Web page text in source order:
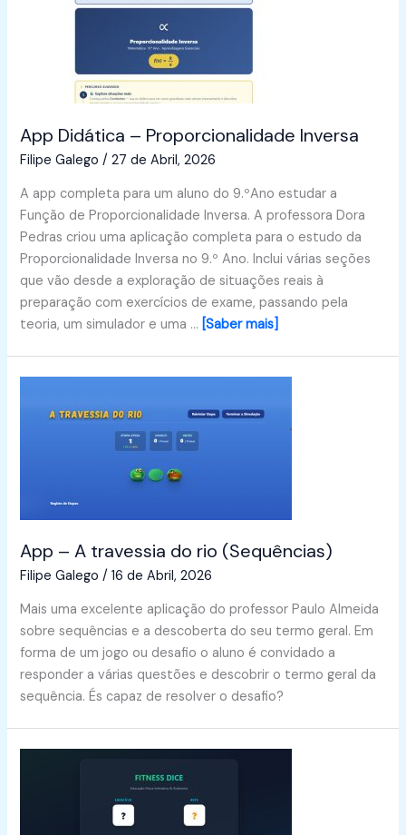
App Didática – Proporcionalidade Inversa
Filipe Galego/27 de Abril, 2026
A app completa para um aluno do 9.ºAno estudar a
Função de Proporcionalidade Inversa. A professora Dora
Pedras criou uma aplicação completa para o estudo da
Proporcionalidade Inversa no 9.º Ano. Inclui várias seções
que vão desde a exploração de situações reais à
preparação com exercícios de exame, passando pela
teoria, um simulador e uma … [Saber mais]
App – A travessia do rio (Sequências)
Filipe Galego/16 de Abril, 2026
Mais uma excelente aplicação do professor Paulo Almeida
sobre sequências e a descoberta do seu termo geral. Em
forma de um jogo ou desafio o aluno é convidado a
responder a várias questões e descobrir o termo geral da
sequência. És capaz de resolver o desafio?